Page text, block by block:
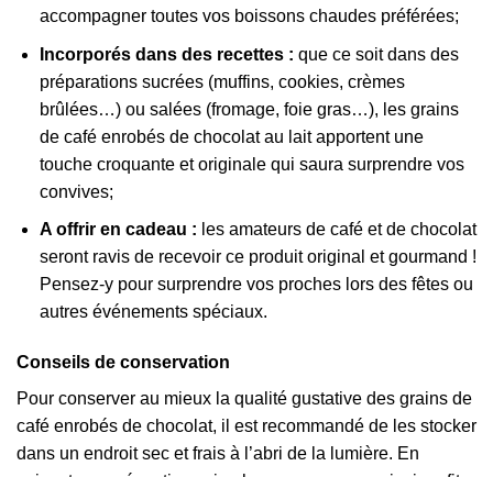
accompagner toutes vos boissons chaudes préférées;
Incorporés dans des recettes : que ce soit dans des
préparations sucrées (muffins, cookies, crèmes
brûlées…) ou salées (fromage, foie gras…), les grains
de café enrobés de chocolat au lait apportent une
touche croquante et originale qui saura surprendre vos
convives;
A offrir en cadeau : les amateurs de café et de chocolat
seront ravis de recevoir ce produit original et gourmand !
Pensez-y pour surprendre vos proches lors des fêtes ou
autres événements spéciaux.
Conseils de conservation
Pour conserver au mieux la qualité gustative des grains de
café enrobés de chocolat, il est recommandé de les stocker
dans un endroit sec et frais à l’abri de la lumière. En